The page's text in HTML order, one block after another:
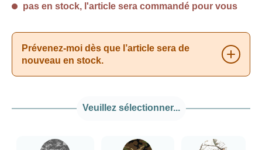
pas en stock, l'article sera commandé pour vous
Prévenez-moi dès que l’article sera de
nouveau en stock.
Veuillez sélectionner...
###Camouflage numérique###LensCoat###Camouflage vert forêt###LensCoat
###Realtree AP